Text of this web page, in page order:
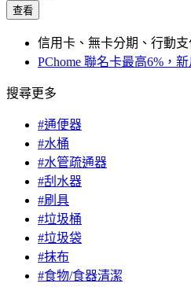
查看
信用卡、無卡分期、行動
PChome 聯名卡最高6%，
搜尋更多
#通便器
#水桶
#水管疏通器
#刮水器
#刷具
#垃圾桶
#垃圾袋
#抹布
#食物/食器清潔